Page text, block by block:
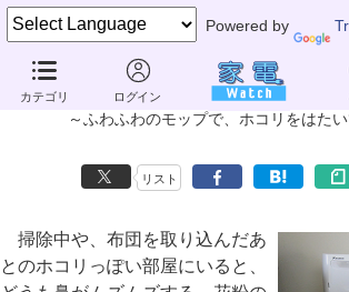
Powered by
カテゴリ ログイン
家電製品ミニレビュー
ダイキン工業「モップ付きパワフル空気清浄
～ふわふわのモップで、ホコリをはた
リスト
掃除中や、布団を取り込んだあ
とのホコリっぽい部屋にいると、